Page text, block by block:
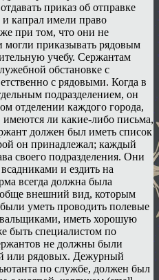
приказ об отправке
и капрал имели право
при том, что они не
приказывать рядовым
учебу. Сержантам
обстановке с
с рядовыми. Когда в
подразделением, он
отделении каждого города,
ли какие-либо письма,
должен был иметь список
он принадлежал; каждый
своего подразделения. Они
и ездить на
всегда должна была
внешний вид, которым
уметь проводить полевые
иметь хорошую
быть специалистом по
не должны были
или рядовых. Дежурный
по службе, должен был